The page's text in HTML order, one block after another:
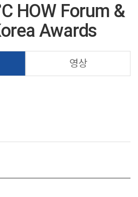
HOW Forum &
Awards
영상